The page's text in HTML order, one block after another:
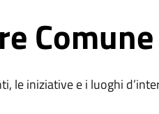
le iniziative e i luoghi